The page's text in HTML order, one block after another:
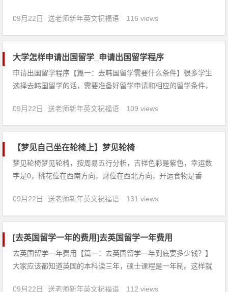
来规划一下自己的收支计划啦！言论一：800欧元搞定每个月的
生活与欧洲其他国家相比，德国的生活费用相对
09月22日 送老师新年英文祝福语 116 views
大学怎样申请出国留学_申请出国留学程序
申请出国留学程序【篇一：去韩国留学需要什么条件】很多学生
选择去韩国留学的话，需要准备好留学申请和相应的留学条件，
韩国留学申请条件分别有哪些呢？2017年韩国留学申请条件解析
高中生申请条件要求：一、学历要求学生有高中学历(或者相同
09月22日 送老师新年英文祝福语 109 views
【梦见自己坐在轮椅上】梦见轮椅
梦见轮椅梦见轮椅，按周易五行分析，吉祥色彩是紫色，幸运数
字是0，桃花位在西南方向，财位在西北方向，开运食物是香
着口试要小心，大概可达录取标准。2、找工作的人梦见自己坐
轮椅，求职运气回落，开头往往不错，对方对你的感觉也很好。
09月22日 送老师新年英文祝福语 131 views
[去英国留学一年的费用]去英国留学一年费用
去英国留学一年费用【篇一：去英国留学一年到底要多少钱？】
大家应该都知道英国的本科读三年，硕士课程是一年制。这样就
09月22日 送老师新年英文祝福语 112 views